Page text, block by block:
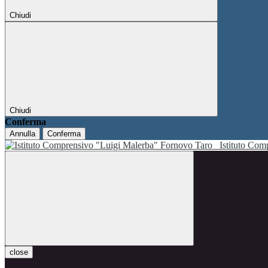
Chiudi
Chiudi
Conferma
Annulla Conferma
Istituto
close